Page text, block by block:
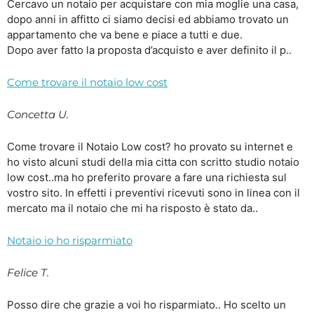
Cercavo un notaio per acquistare con mia moglie una casa,
dopo anni in affitto ci siamo decisi ed abbiamo trovato un
appartamento che va bene e piace a tutti e due.
Dopo aver fatto la proposta d’acquisto e aver definito il p..
Come trovare il notaio low cost
Concetta U.
Come trovare il Notaio Low cost? ho provato su internet e
ho visto alcuni studi della mia citta con scritto studio notaio
low cost..ma ho preferito provare a fare una richiesta sul
vostro sito. In effetti i preventivi ricevuti sono in linea con il
mercato ma il notaio che mi ha risposto è stato da..
Notaio io ho risparmiato
Felice T.
Posso dire che grazie a voi ho risparmiato.. Ho scelto un